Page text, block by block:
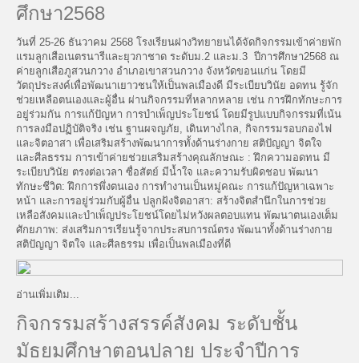
ศึกษา2568
วันที่ 25-26 ธันวาคม 2568 โรงเรียนฝางวิทยายนได้จัดกิจกรรมเข้าค่ายพัก
แรมลูกเสือเนตรนารีและยุวกาชาด ระดับม.2 และม.3 ปีการศึกษา2568 ณ
ค่ายลูกเสือภูสวนกวาง อำเภอเขาสวนกวาง จังหวัดขอนแก่น โดยมี
วัตถุประสงค์เพื่อพัฒนาเยาวชนให้เป็นพลเมืองดี มีระเบียบวินัย อดทน รู้จัก
ช่วยเหลือตนเองและผู้อื่น ผ่านกิจกรรมที่หลากหลาย เช่น การฝึกทักษะการ
อยู่ร่วมกัน การแก้ปัญหา การบำเพ็ญประโยชน์ โดยมีรูปแบบกิจกรรมที่เน้น
การลงมือปฏิบัติจริง เช่น ฐานผจญภัย, เดินทางไกล, กิจกรรมรอบกองไฟ
และจิตอาสา เพื่อเสริมสร้างพัฒนาการทั้งด้านร่างกาย สติปัญญา จิตใจ
และศีลธรรม การเข้าค่ายช่วยเสริมสร้างคุณลักษณะ : ฝึกความอดทน มี
ระเบียบวินัย ตรงต่อเวลา ซื่อสัตย์ มีน้ำใจ และความรับผิดชอบ พัฒนา
ทักษะชีวิต: ฝึกการพึ่งตนเอง การทำงานเป็นหมู่คณะ การแก้ปัญหาเฉพาะ
หน้า และการอยู่ร่วมกับผู้อื่น ปลูกฝังจิตอาสา: สร้างจิตสำนึกในการช่วย
เหลือสังคมและบำเพ็ญประโยชน์โดยไม่หวังผลตอบแทน พัฒนาตนเองเต็ม
ศักยภาพ: ส่งเสริมการเรียนรู้จากประสบการณ์ตรง พัฒนาทั้งด้านร่างกาย
สติปัญญา จิตใจ และศีลธรรม เพื่อเป็นพลเมืองที่ดี
อ่านเพิ่มเติม...
กิจกรรมสร้างสรรค์สังคม ระดับชั้น
มัธยมศึกษาตอนปลาย ประจำปีการ